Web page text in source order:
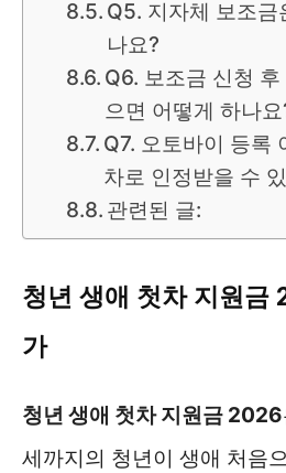
Q5. 지자체 보조금
나요?
Q6. 보조금 신청
으면 어떻게 하나요
Q7. 오토바이 등록
차로 인정받을 수
관련된 글:
청년 생애 첫차 지원금
가
청년 생애 첫차 지원금 2026
세까지의 청년이 생애 처음